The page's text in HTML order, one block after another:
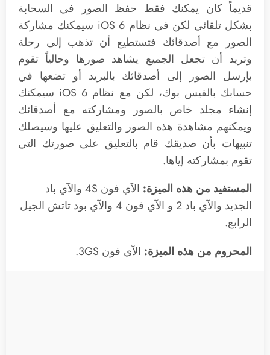
قديماً كان يمكنك فقط حفظ الصور في السحابة
بشكل تلقائي لكن في نظام iOS 6 سيمكنك مشاركة
الصور مع أصدقائك فتستطيع أن تذهب إلى رحلة
وتريد أن تجعل الجميع يشاهد صورها وحالياً تقوم
بإرسل الصور إلى أصدقائك بالبريد أو تضعها في
حسابك بالفيس بوك، لكن مع نظام iOS 6 سيمكنك
إنشاء مجلد خاص بالصور ومشاركته مع أصدقائك
ويمكنهم مشاهدة هذه الصور والتعليق عليها وسيصلك
تنبيهات بأن صديقك قام بالتعليق على صورتك التي
تقوم بمشاركته إياها.
المستفيد من هذه الميزة:
الآي فون 4S والآي باد
الجديد والآي باد 2 و الآي فون 4 والآي بود تاتش الجيل
الرابع.
المحروم من هذه الميزة: الآي فون 3GS.